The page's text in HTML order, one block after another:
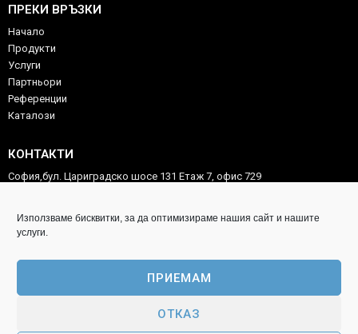
Използваме бисквитки, за да оптимизираме нашия сайт и нашите
услуги.
ПРИЕМАМ
ОТКАЗ
ПРЕКИ ВРЪЗКИ
Начало
Продукти
Услуги
Партньори
Референции
Каталози
КОНТАКТИ
София,бул. Цариградско шосе 131 Етаж 7, офис 729
0887 59 88 58
ИНФОРМАЦИЯ ЗА КЛИЕНТА